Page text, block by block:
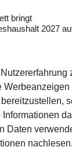
Informationen
Daten
nachlesen,
bringt
2027
habe ich im